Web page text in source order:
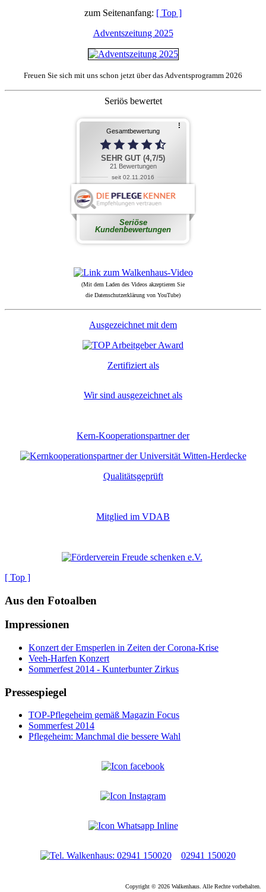
zum Seitenanfang: [ Top ]
Adventszeitung 2025
Freuen Sie sich mit uns schon jetzt über das Adventsprogramm 2026
Seriös bewertet
(Mit dem Laden des Videos akzeptieren Sie
die Datenschutzerklärung von YouTube)
Ausgezeichnet mit dem
Zertifiziert als
Wir sind ausgezeichnet als
Kern-Kooperationspartner der
Qualitätsgeprüft
Mitglied im VDAB
[ Top ]
Aus den Fotoalben
Impressionen
Konzert der Emsperlen in Zeiten der Corona-Krise
Veeh-Harfen Konzert
Sommerfest 2014 - Kunterbunter Zirkus
Pressespiegel
TOP-Pflegeheim gemäß Magazin Focus
Sommerfest 2014
Pflegeheim: Manchmal die bessere Wahl
02941 150020
Copyright © 2026 Walkenhaus. Alle Rechte vorbehalten.